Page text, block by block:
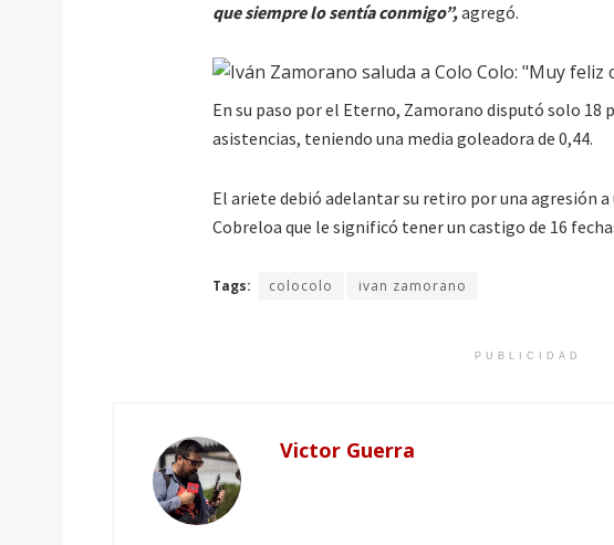
que siempre lo sentía conmigo”,agregó.
En su paso por el Eterno, Zamorano disputó solo
asistencias, teniendo una media goleadora de 0,44.
El ariete debió adelantar su retiro por una agresión
Cobreloa que le significó tener un castigo de 16
Tags: colocolo ivan zamorano
PUBLICIDAD
Victor Guerra